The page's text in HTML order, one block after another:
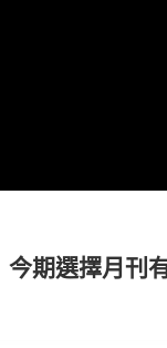
今期選擇月刊